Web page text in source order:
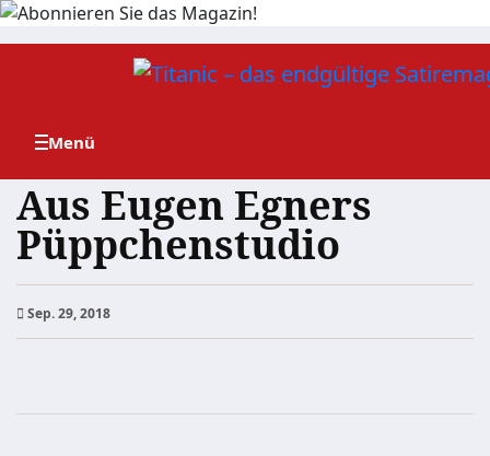
Zum
Aus Eugen Egners
Püppchenstudio
Sep. 29, 2018